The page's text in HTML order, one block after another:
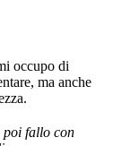
occupo di
ma anche
poi fallo con